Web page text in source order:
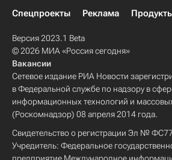
Спецпроекты
Реклама
Версия 2023.1 Beta
© 2026 МИА «Россия сегодня»
Вакансии
Сетевое издание РИА Новости
в Федеральной службе по надзору в
информационных технологий и
(Роскомнадзор) 08 апреля 2014 года.
Свидетельство о регистрации Эл №
Учредитель: Федеральное